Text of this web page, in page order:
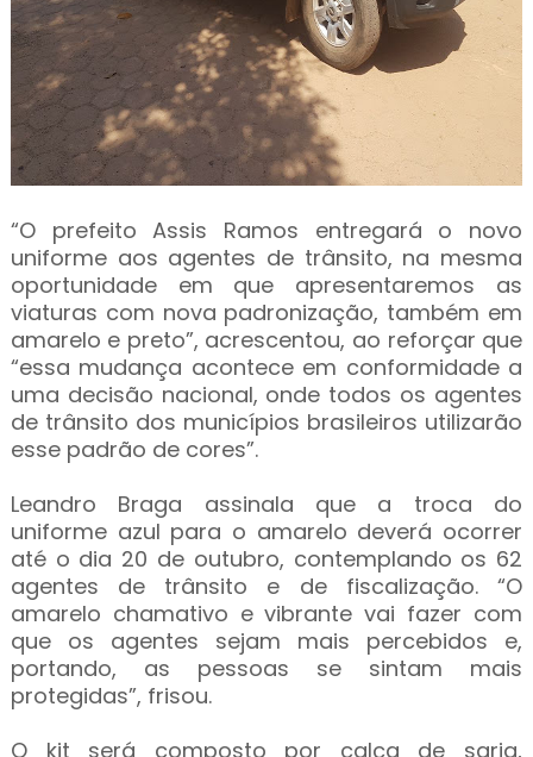
“O prefeito Assis Ramos entregará o novo
uniforme aos agentes de trânsito, na mesma
oportunidade em que apresentaremos as
viaturas com nova padronização, também em
amarelo e preto”, acrescentou, ao reforçar que
“essa mudança acontece em conformidade a
uma decisão nacional, onde todos os agentes
de trânsito dos municípios brasileiros utilizarão
esse padrão de cores”.
Leandro Braga assinala que a troca do
uniforme azul para o amarelo deverá ocorrer
até o dia 20 de outubro, contemplando os 62
agentes de trânsito e de fiscalização. “O
amarelo chamativo e vibrante vai fazer com
que os agentes sejam mais percebidos e,
portando, as pessoas se sintam mais
protegidas”, frisou.
O kit será composto por calça de sarja,